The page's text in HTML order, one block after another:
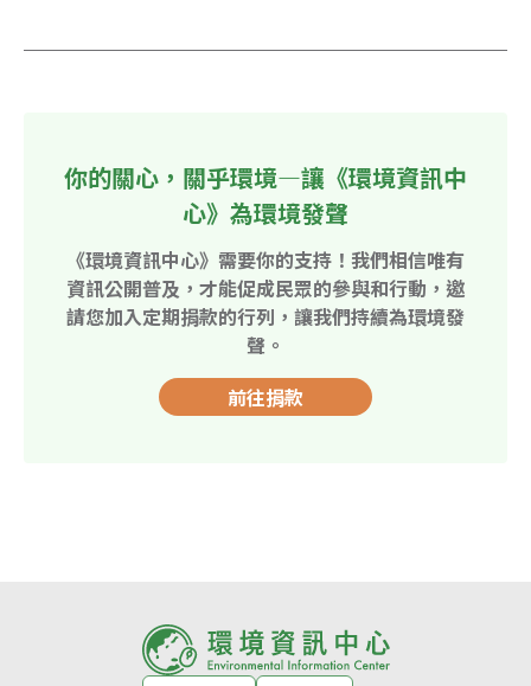
你的關心，關乎環境—讓《環境資訊中
心》為環境發聲
《環境資訊中心》需要你的支持！我們相信唯有
資訊公開普及，才能促成民眾的參與和行動，邀
請您加入定期捐款的行列，讓我們持續為環境發
聲。
前往捐款